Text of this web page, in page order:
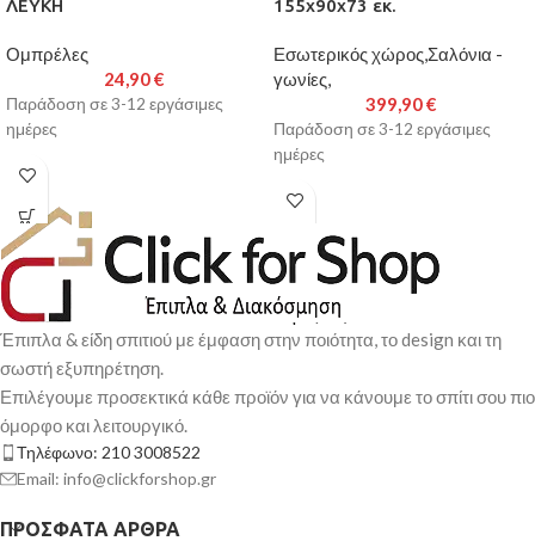
ΛΕΥΚΗ
Ομπρέλες
24,90€
Παράδοση σε 3-12 εργάσιμες
ημέρες
155x90x73 εκ.
Εσωτερικός χώρος,Σαλόνια -
γωνίες,
399,90€
Παράδοση σε 3-12 εργάσιμες
ημέρες
Έπιπλα & είδη σπιτιού με έμφαση στην ποιότητα, το design και τη
σωστή εξυπηρέτηση.
Επιλέγουμε προσεκτικά κάθε προϊόν για να κάνουμε το σπίτι σου πιο
όμορφο και λειτουργικό.
Τηλέφωνο: 210 3008522
Email: info@clickforshop.gr
ΠΡΌΣΦΑΤΑ ΆΡΘΡΑ